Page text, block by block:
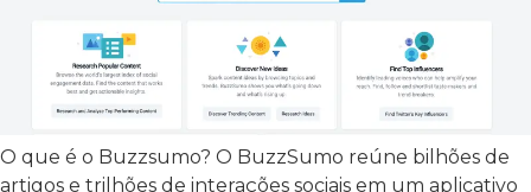
O que é o Buzzsumo? O BuzzSumo reúne bilhões de
artigos e trilhões de interações sociais em um aplicativo